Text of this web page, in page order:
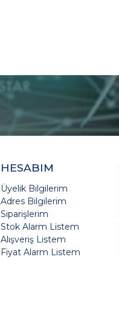
HESABIM
Üyelik Bilgilerim
Adres Bilgilerim
Siparişlerim
Stok Alarm Listem
Alışveriş Listem
Fiyat Alarm Listem